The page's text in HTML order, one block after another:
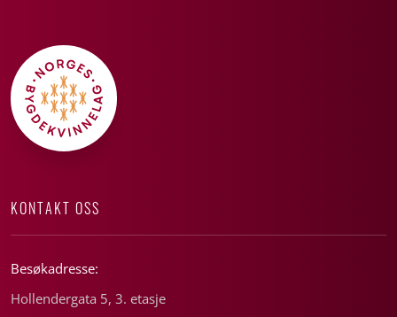
KONTAKT OSS
Besøkadresse:
Hollendergata 5, 3. etasje